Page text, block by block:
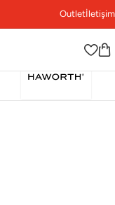
Outletİletişim